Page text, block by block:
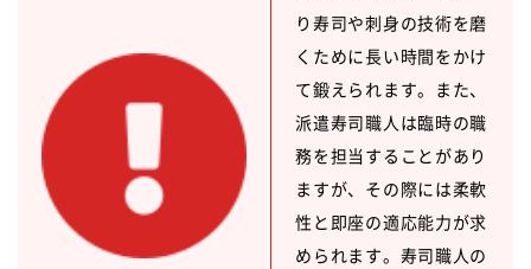
り寿司や刺身の技術を磨
くために長い時間をかけ
て鍛えられます。また、
派遣寿司職人は臨時の職
務を担当することがあり
ますが、その際には柔軟
性と即座の適応能力が求
められます。寿司職人の